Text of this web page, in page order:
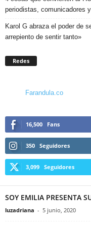
periodistas, comunicadores
Karol G abraza el poder de
arrepiento de sentir tanto»
Redes
Farandula.co
16,500 Fans
350 Seguidores
3,099 Seguidores
SOY EMILIA PRESENTA
luzadriana - 5 junio, 2020